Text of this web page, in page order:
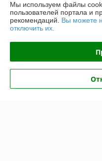
Доставка и оплата
График работы
Политика обработки
Мы используем файлы
пользователей портала и
рекомендаций. Вы можете
отключить их.